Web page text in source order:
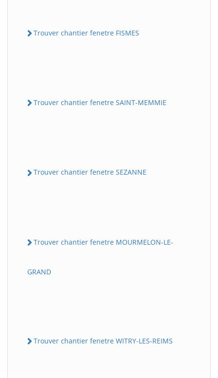
Trouver chantier fenetre FISMES
Trouver chantier fenetre SAINT-MEMMIE
Trouver chantier fenetre SEZANNE
Trouver chantier fenetre MOURMELON-LE-
GRAND
Trouver chantier fenetre WITRY-LES-REIMS